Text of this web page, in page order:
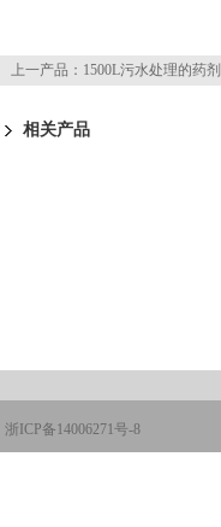
上一产品： 1500L污水处理的药
相关产品
浙ICP备14006271号-8